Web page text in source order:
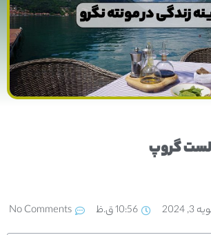
گروپ
3, 2024 10:56 ق.ظ No Comments